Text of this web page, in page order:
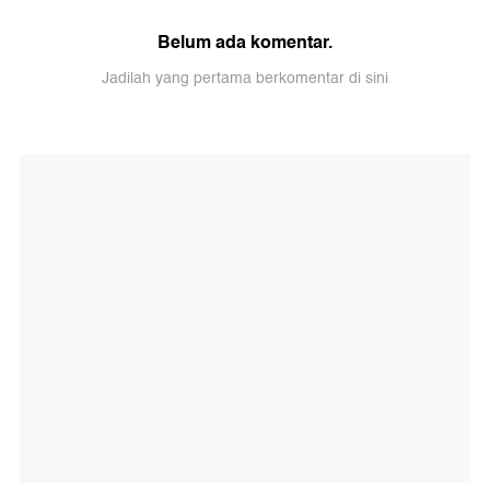
Belum ada komentar.
Jadilah yang pertama berkomentar di sini